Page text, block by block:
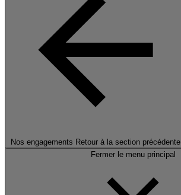
Nos engagements Retour à la section précédente
Fermer le menu principal